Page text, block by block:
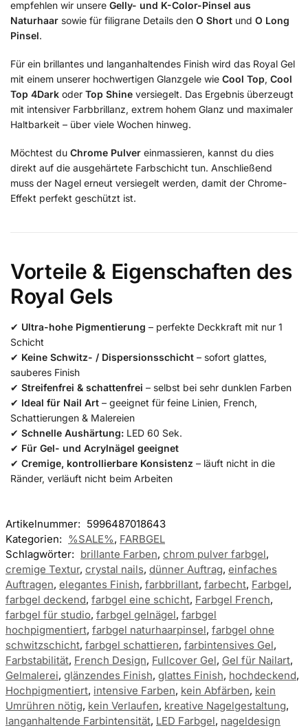
empfehlen wir unsere Gelly- und K-Color-Pinsel aus
Naturhaar sowie für filigrane Details den O Short und O Long
Pinsel.
Für ein brillantes und langanhaltendes Finish wird das Royal Gel
mit einem unserer hochwertigen Glanzgele wie Cool Top, Cool
Top 4Dark oder Top Shine versiegelt. Das Ergebnis überzeugt
mit intensiver Farbbrillanz, extrem hohem Glanz und maximaler
Haltbarkeit – über viele Wochen hinweg.
Möchtest du Chrome Pulver einmassieren, kannst du dies
direkt auf die ausgehärtete Farbschicht tun. Anschließend
muss der Nagel erneut versiegelt werden, damit der Chrome-
Effekt perfekt geschützt ist.
Vorteile & Eigenschaften des
Royal Gels
✔ Ultra-hohe Pigmentierung – perfekte Deckkraft mit nur 1
Schicht
✔ Keine Schwitz- / Dispersionsschicht – sofort glattes,
sauberes Finish
✔ Streifenfrei & schattenfrei – selbst bei sehr dunklen Farben
✔ Ideal für Nail Art – geeignet für feine Linien, French,
Schattierungen & Malereien
✔ Schnelle Aushärtung: LED 60 Sek.
✔ Für Gel- und Acrylnägel geeignet
✔ Cremige, kontrollierbare Konsistenz – läuft nicht in die
Ränder, verläuft nicht beim Arbeiten
Artikelnummer: 5996487018643
Kategorien: %SALE%, FARBGEL
Schlagwörter: brillante Farben, chrom pulver farbgel,
cremige Textur, crystal nails, dünner Auftrag, einfaches
Auftragen, elegantes Finish, farbbrillant, farbecht, Farbgel,
farbgel deckend, farbgel eine schicht, Farbgel French,
farbgel für studio, farbgel gelnägel, farbgel
hochpigmentiert, farbgel naturhaarpinsel, farbgel ohne
schwitzschicht, farbgel schattieren, farbintensives Gel,
Farbstabilität, French Design, Fullcover Gel, Gel für Nailart,
Gelmalerei, glänzendes Finish, glattes Finish, hochdeckend,
Hochpigmentiert, intensive Farben, kein Abfärben, kein
Umrühren nötig, kein Verlaufen, kreative Nagelgestaltung,
langanhaltende Farbintensität, LED Farbgel, nageldesign